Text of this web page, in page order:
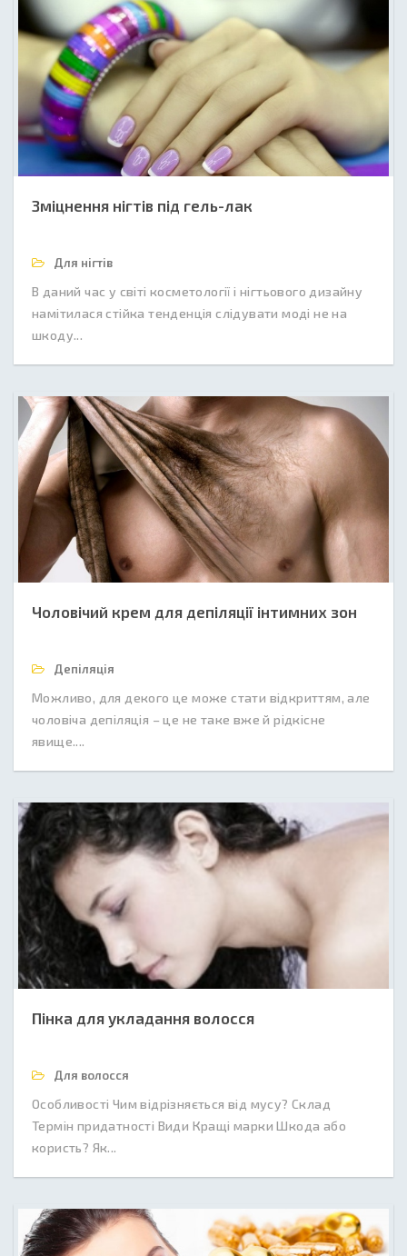
Зміцнення нігтів під гель-лак
Для нігтів
В даний час у світі косметології і нігтьового дизайну
намітилася стійка тенденція слідувати моді не на
шкоду...
Чоловічий крем для депіляції інтимних зон
Депіляція
Можливо, для декого це може стати відкриттям, але
чоловіча депіляція – це не таке вже й рідкісне
явище....
Пінка для укладання волосся
Для волосся
Особливості Чим відрізняється від мусу? Склад
Термін придатності Види Кращі марки Шкода або
користь? Як...